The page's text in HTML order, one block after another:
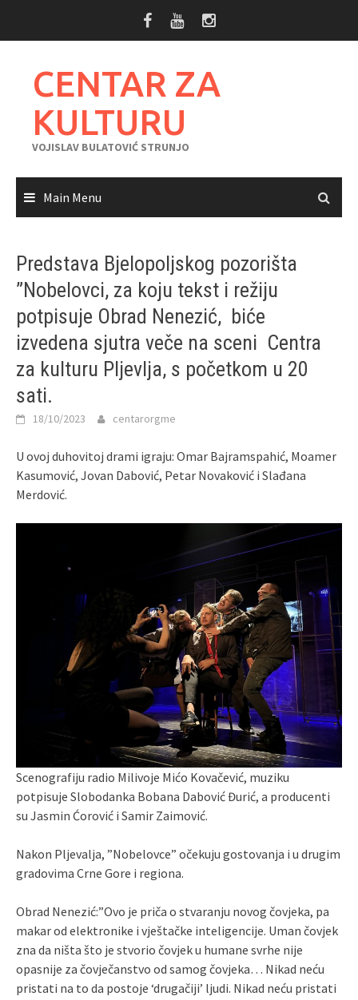
CENTAR ZA
KULTURU
VOJISLAV BULATOVIĆ STRUNJO
Main Menu
Predstava Bjelopoljskog pozorišta
”Nobelovci, za koju tekst i režiju
potpisuje Obrad Nenezić, biće
izvedena sjutra veče na sceni Centra
za kulturu Pljevlja, s početkom u 20
sati.
18/10/2023 centarorgme
U ovoj duhovitoj drami igraju: Omar Bajramspahić, Moamer
Kasumović, Jovan Dabović, Petar Novaković i Slađana
Merdović.
Scenografiju radio Milivoje Mićo Kovačević, muziku
potpisuje Slobodanka Bobana Dabović Đurić, a producenti
su Jasmin Ćorović i Samir Zaimović.
Nakon Pljevalja, ”Nobelovce” očekuju gostovanja i u drugim
gradovima Crne Gore i regiona.
Obrad Nenezić:”Ovo je priča o stvaranju novog čovjeka, pa
makar od elektronike i vještačke inteligencije. Uman čovjek
zna da ništa što je stvorio čovjek u humane svrhe nije
opasnije za čovječanstvo od samog čovjeka… Nikad neću
pristati na to da postoje ‘drugačiji’ ljudi. Nikad neću pristati